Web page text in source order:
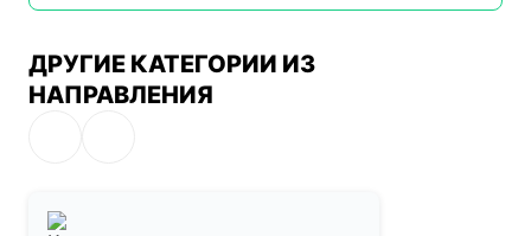
ДРУГИЕ КАТЕГОРИИ ИЗ
НАПРАВЛЕНИЯ